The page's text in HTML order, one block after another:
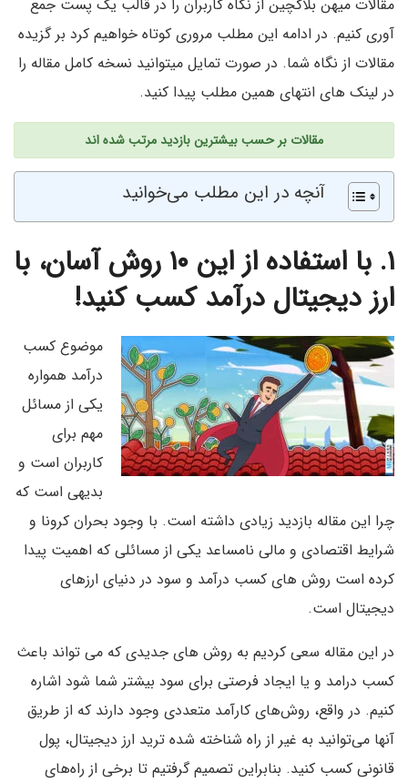
مقالات میهن بلاکچین از نگاه کاربران را در قالب یک پست جمع
آوری کنیم. در ادامه این مطلب مروری کوتاه خواهیم کرد بر گزیده
مقالات از نگاه شما. در صورت تمایل میتوانید نسخه کامل مقاله را
در لینک های انتهای همین مطلب پیدا کنید.
مقالات بر حسب بیشترین بازدید مرتب شده اند
آنچه در این مطلب می‌خوانید
۱. با استفاده از این ۱۰ روش آسان، با
ارز دیجیتال درآمد کسب کنید!
موضوع کسب
درآمد همواره
یکی از مسائل
مهم برای
کاربران است و
بدیهی است که
چرا این مقاله بازدید زیادی داشته است. با وجود بحران کرونا و
شرایط اقتصادی و مالی نامساعد یکی از مسائلی که اهمیت پیدا
کرده است روش های کسب درآمد و سود در دنیای ارزهای
دیجیتال است.
در این مقاله سعی کردیم به روش های جدیدی که می تواند باعث
کسب درامد و یا ایجاد فرصتی برای سود بیشتر شما شود اشاره
کنیم. در واقع، روش‌های کارآمد متعددی وجود دارند که از طریق
آنها می‌توانید به غیر از راه شناخته شده ترید ارز دیجیتال، پول
قانونی کسب کنید. بنابراین تصمیم گرفتیم تا برخی از راه‌های